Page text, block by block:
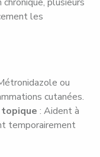
les
ou
cutanées.
: Aident à
temporairement